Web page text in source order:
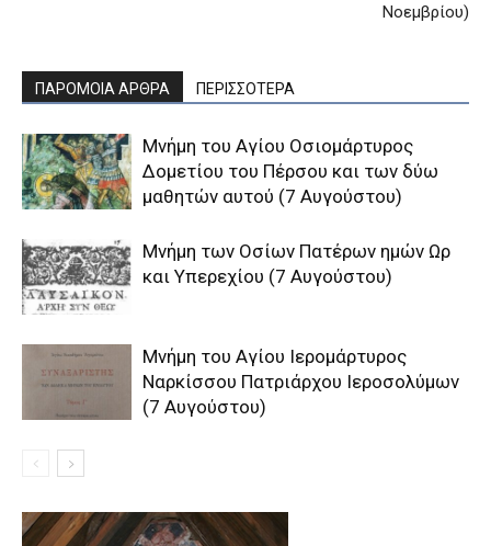
Νοεμβρίου)
ΠΑΡΟΜΟΙΑ ΑΡΘΡΑ ΠΕΡΙΣΣΟΤΕΡΑ
Μνήμη του Aγίου Oσιομάρτυρος
Δομετίου του Πέρσου και των δύω
μαθητών αυτού (7 Αυγούστου)
Μνήμη των Οσίων Πατέρων ημών Ωρ
και Υπερεχίου (7 Αυγούστου)
Μνήμη του Aγίου Ιερομάρτυρος
Ναρκίσσου Πατριάρχου Ιεροσολύμων
(7 Αυγούστου)